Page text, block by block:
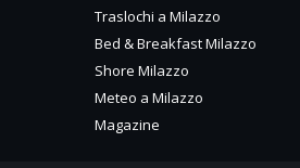
Traslochi a Milazzo
Bed & Breakfast Milazzo
Shore Milazzo
Meteo a Milazzo
Magazine